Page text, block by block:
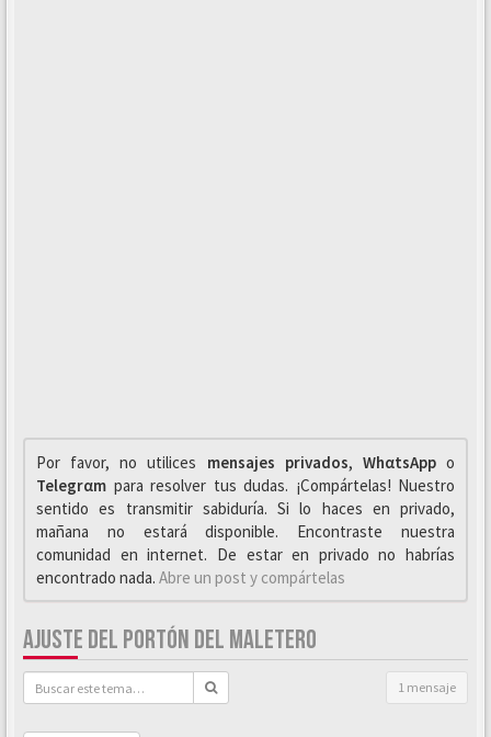
Por favor, no utilices mensajes privados, WhαtsAppo
Telegrαm para resolver tus dudas. ¡Compártelas! Nuestro
sentido es transmitir sabiduría. Si lo haces en privado,
mañana no estará disponible. Encontraste nuestra
comunidad en internet. De estar en privado no habrías
encontrado nada. Abre un post y compártelas
AJUSTE DEL PORTÓN DEL MALETERO
1 mensaje